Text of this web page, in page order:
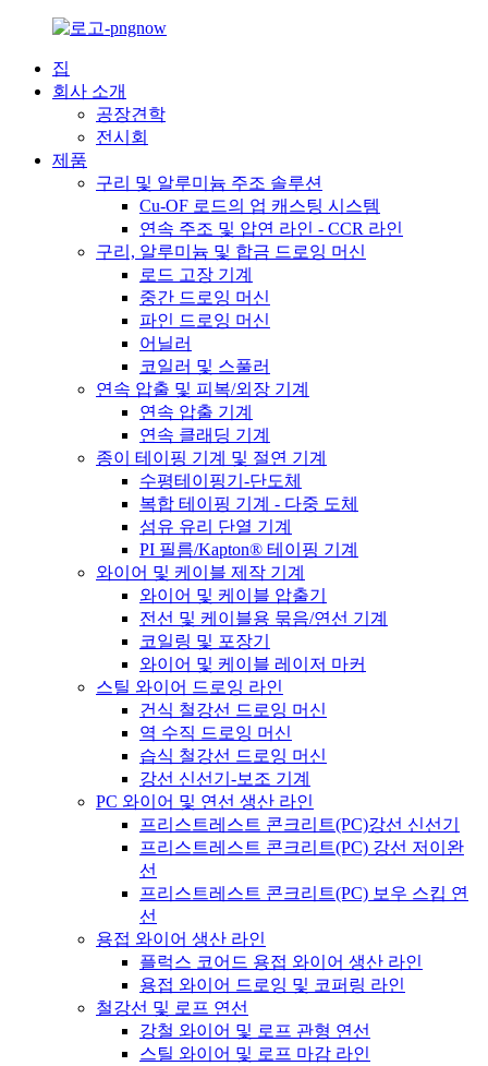
집
회사 소개
공장견학
전시회
제품
구리 및 알루미늄 주조 솔루션
Cu-OF 로드의 업 캐스팅 시스템
연속 주조 및 압연 라인 - CCR 라인
구리, 알루미늄 및 합금 드로잉 머신
로드 고장 기계
중간 드로잉 머신
파인 드로잉 머신
어닐러
코일러 및 스풀러
연속 압출 및 피복/외장 기계
연속 압출 기계
연속 클래딩 기계
종이 테이핑 기계 및 절연 기계
수평테이핑기-단도체
복합 테이핑 기계 - 다중 도체
섬유 유리 단열 기계
PI 필름/Kapton® 테이핑 기계
와이어 및 케이블 제작 기계
와이어 및 케이블 압출기
전선 및 케이블용 묶음/연선 기계
코일링 및 포장기
와이어 및 케이블 레이저 마커
스틸 와이어 드로잉 라인
건식 철강선 드로잉 머신
역 수직 드로잉 머신
습식 철강선 드로잉 머신
강선 신선기-보조 기계
PC 와이어 및 연선 생산 라인
프리스트레스트 콘크리트(PC)강선 신선기
프리스트레스트 콘크리트(PC) 강선 저이완
선
프리스트레스트 콘크리트(PC) 보우 스킵 연
선
용접 와이어 생산 라인
플럭스 코어드 용접 와이어 생산 라인
용접 와이어 드로잉 및 코퍼링 라인
철강선 및 로프 연선
강철 와이어 및 로프 관형 연선
스틸 와이어 및 로프 마감 라인